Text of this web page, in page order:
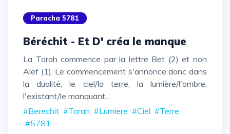
Paracha 5781
Béréchit - Et D' créa le manque
La Torah commence par la lettre Bet (2) et non
Alef (1). Le commencement s'annonce donc dans
la dualité, le ciel/la terre, la lumière/l'ombre,
l'existant/le manquant...
#Berechit #Torah #Lumiere #Ciel #Terre
#5781